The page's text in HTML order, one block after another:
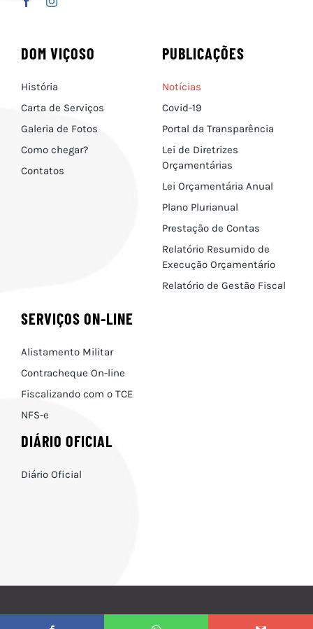
DOM VIÇOSO
História
Carta de Serviços
Galeria de Fotos
Como chegar?
Contatos
PUBLICAÇÕES
Notícias
Covid-19
Portal da Transparência
Lei de Diretrizes
Orçamentárias
Lei Orçamentária Anual
Plano Plurianual
Prestação de Contas
Relatório Resumido de
Execução Orçamentário
Relatório de Gestão Fiscal
SERVIÇOS ON-LINE
Alistamento Militar
Contracheque On-line
Fiscalizando com o TCE
NFS-e
DIÁRIO OFICIAL
Diário Oficial